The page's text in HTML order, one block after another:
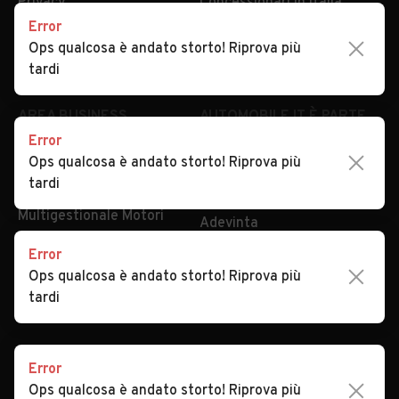
Impostazioni Privacy
Security
Valutazione auto
AREA BUSINESS
Registrazione
concessionario
Multigestionale Motori
AUTOMOBILE.IT È PARTE
subito.it
Adevinta
SEGUICI
Copyright © 2023 Marktplaats B.V. Tutti i diritti riservati.
Marktplaats B.V. - P.IVA 803.603.307.B.01
Error
Ops qualcosa è andato storto! Riprova più
tardi
Error
Ops qualcosa è andato storto! Riprova più
tardi
Error
Ops qualcosa è andato storto! Riprova più
tardi
Error
Ops qualcosa è andato storto! Riprova più